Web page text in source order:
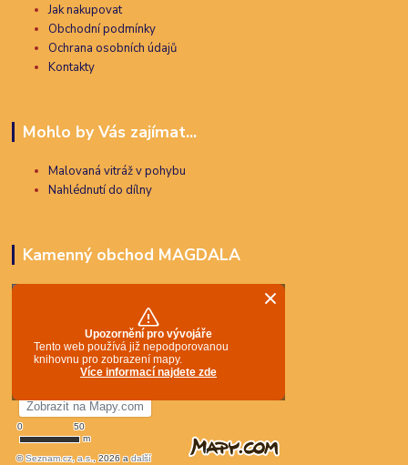
Jak nakupovat
Obchodní podmínky
Ochrana osobních údajů
Kontakty
Mohlo by Vás zajímat...
Malovaná vitráž v pohybu
Nahlédnutí do dílny
Kamenný obchod MAGDALA